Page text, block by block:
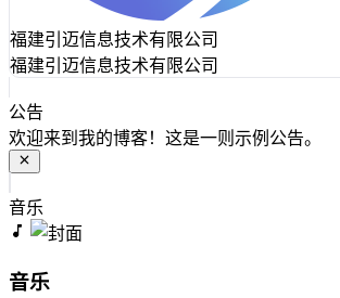
福建引迈信息技术有限公司
福建引迈信息技术有限公司
公告
欢迎来到我的博客！这是一则示例公告。
音乐
音乐